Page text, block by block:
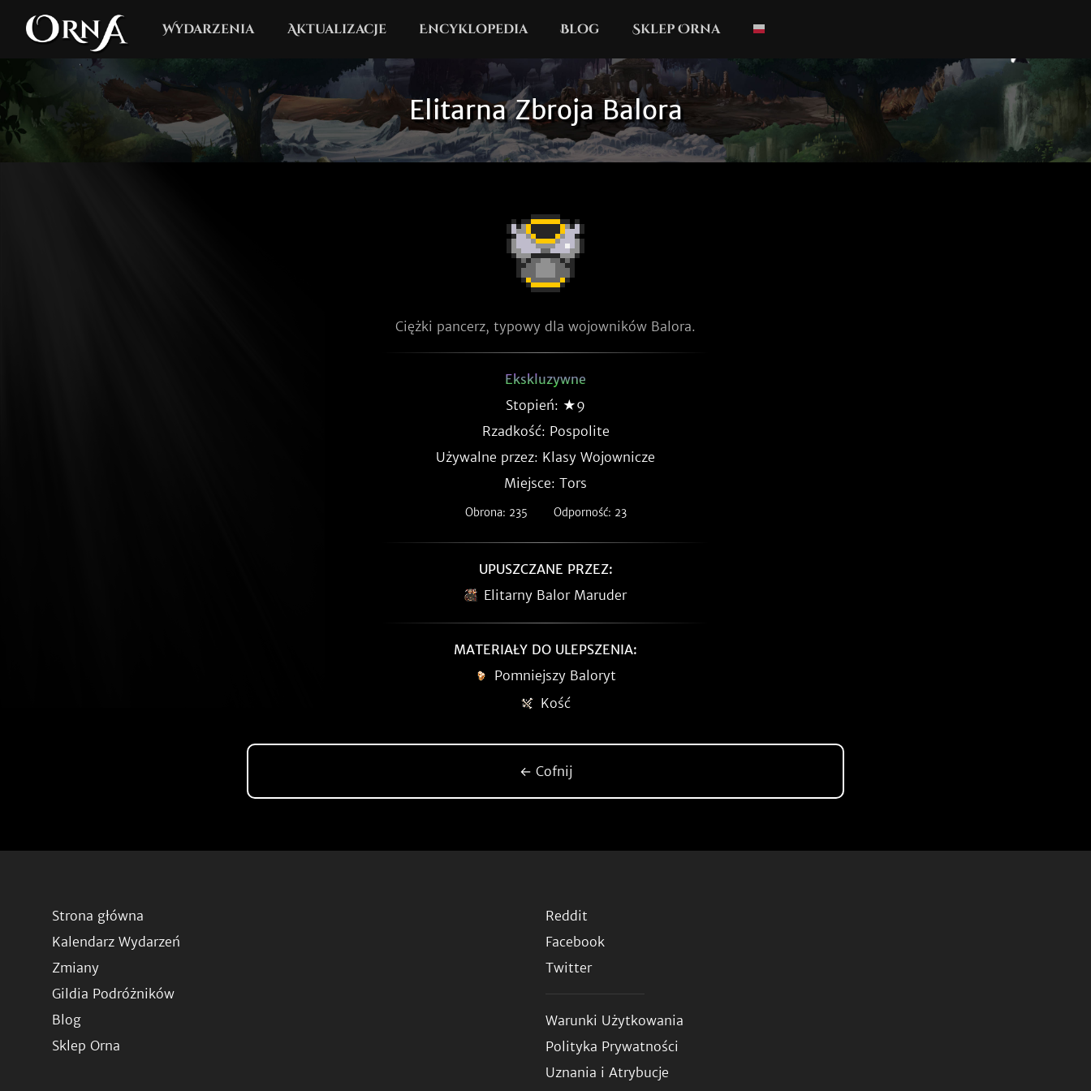
Wydarzenia Aktualizacje Encyklopedia Blog Sklep Orna
Elitarna Zbroja Balora
Ciężki pancerz, typowy dla wojowników Balora.
Ekskluzywne
Stopień: ★9
Rzadkość: Pospolite
Używalne przez: Klasy Wojownicze
Miejsce: Tors
Obrona: 235 Odporność: 23
UPUSZCZANE PRZEZ:
Elitarny Balor Maruder
MATERIAŁY DO ULEPSZENIA:
Pomniejszy Baloryt
Kość
← Cofnij
Strona główna
Kalendarz Wydarzeń
Zmiany
Gildia Podróżników
Blog
Sklep Orna
Reddit
Facebook
Twitter
Warunki Użytkowania
Polityka Prywatności
Uznania i Atrybucje